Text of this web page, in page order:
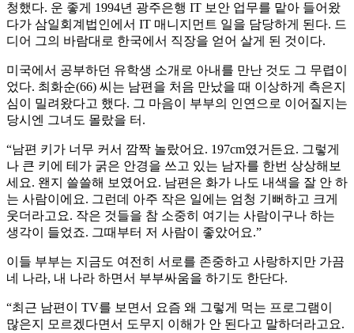
청했다. 운 좋게 1994년 광주은행 IT 보안 업무를 맡아 들어왔
다가 삼일회계법인에서 IT 매니지먼트 일을 담당하게 된다. 드
디어 그의 바람대로 한국에서 직장을 얻어 살게 된 것이다.
미국에서 공부하던 유학생 소개로 아내를 만난 것도 그 무렵이
었다. 최화순(66) 씨는 남편을 처음 만났을 때 이상하게 측은지
심이 밀려왔다고 했다. 그 마음이 부부의 인연으로 이어질지는
당시엔 그녀도 몰랐을 터.
“남편 키가 너무 커서 깜짝 놀랐어요. 197cm였거든요. 그렇게
나 큰 키에 테가 굵은 안경을 쓰고 있는 남자를 한번 상상해보
세요. 왠지 쓸쓸해 보였어요. 남편은 화가 나도 내색을 잘 안 하
는 사람이에요. 그런데 아주 작은 일에는 엄청 기뻐하고 크게
웃더라고요. 작은 것들을 참 소중히 여기는 사람이구나 하는
생각이 들었죠. 그때부터 저 사람이 좋았어요.”
이들 부부는 지금도 여전히 서로를 존중하고 사랑하지만 가끔
네 나라, 내 나라 하면서 부부싸움을 하기도 한단다.
“최근 남편이 TV를 보면서 요즘 왜 그렇게 먹는 프로그램이
많은지 모르겠다면서 도무지 이해가 안 된다고 말하더라고요.